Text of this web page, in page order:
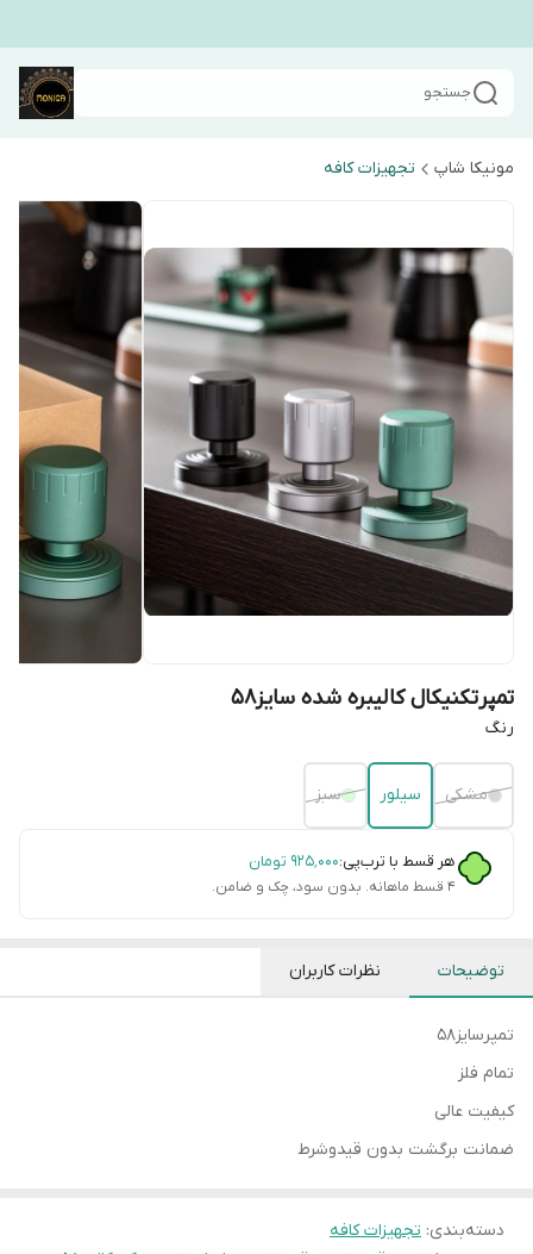
جستجو
مونیکا شاپ تجهیزات کافه
تمپرتکنیکال کالیبره شده سایز58
رنگ
مشکی سیلور سبز
هر قسط با ترب‌پی:۹۲۵٬۰۰۰ تومان
۴ قسط ماهانه. بدون سود، چک و ضامن.
توضیحات نظرات کاربران
تمپرسایز۵۸
تمام فلز
کیفیت عالی
ضمانت برگشت بدون قیدوشرط
دسته‌بندی: تجهیزات کافه